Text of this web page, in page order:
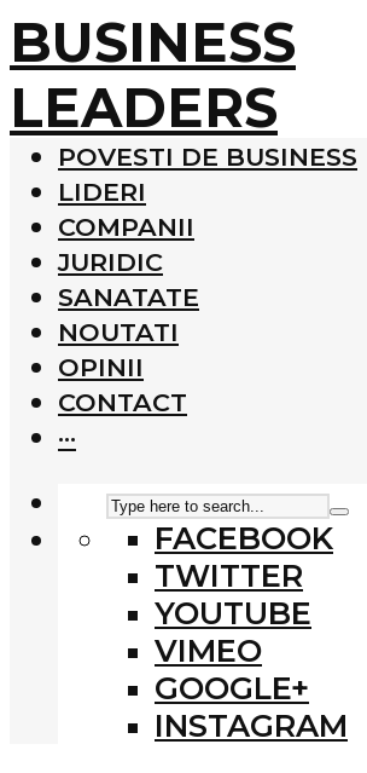
BUSINESS
LEADERS
POVESTI DE BUSINESS
LIDERI
COMPANII
JURIDIC
SANATATE
NOUTATI
OPINII
CONTACT
···
FACEBOOK
TWITTER
YOUTUBE
VIMEO
GOOGLE+
INSTAGRAM